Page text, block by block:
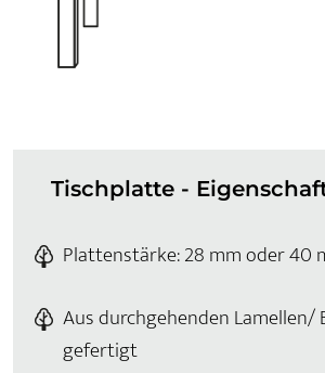
Tischplatte -
Plattenstärke: 28 mm oder 40
Aus durchgehenden Lamellen/
gefertigt